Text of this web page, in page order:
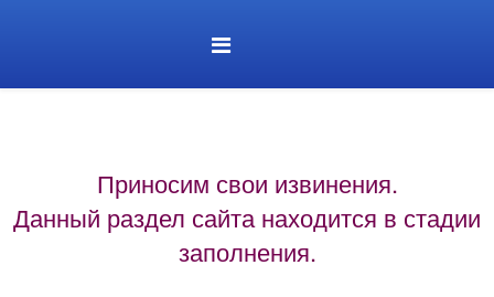
Приносим свои извинения.
Данный раздел сайта находится в стадии
заполнения.